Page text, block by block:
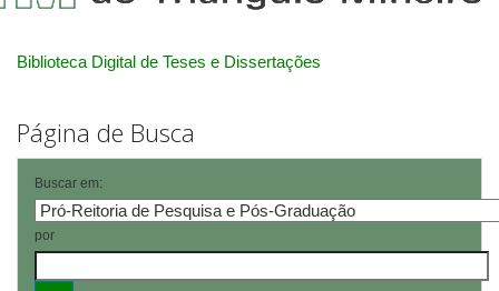
Biblioteca Digital de Teses e Dissertações
Página de Busca
Buscar em:
por